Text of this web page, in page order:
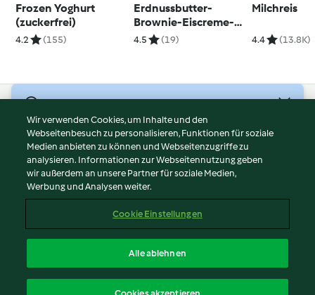
Frozen Yoghurt
(zuckerfrei)
4.2 (155)
Erdnussbutter-
Brownie-Eiscreme-
Sandwiches
4.5 (19)
Milchreis
4.4 (13.8K)
Nutzungsbedingungen
Datenschutzrichtlinien
Disclaimer
Impressum
Inhalt melden
Erklärung zur Barrierefreiheit
Wir verwenden Cookies, um Inhalte und den
Webseitenbesuch zu personalisieren, Funktionen für soziale
Medien anbieten zu können und Webseitenzugriffe zu
analysieren. Informationen zur Webseitennutzung geben
wir außerdem an unsere Partner für soziale Medien,
Werbung und Analysen weiter.
Cookie Einstellungen
Alle ablehnen